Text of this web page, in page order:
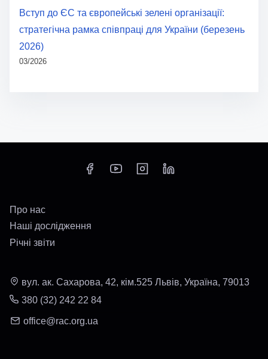
Вступ до ЄС та європейські зелені організації:
стратегічна рамка співпраці для України (березень
2026)
03/2026
Про нас
Наші дослідження
Річні звіти
вул. ак. Сахарова, 42, кім.525 Львів, Україна, 79013
380 (32) 242 22 84
office@rac.org.ua